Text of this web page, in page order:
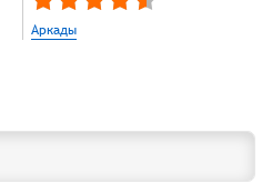
Аркады